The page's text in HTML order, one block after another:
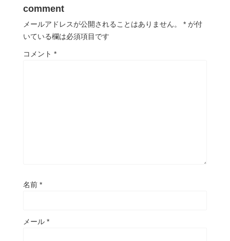
comment
メールアドレスが公開されることはありません。 * が付
いている欄は必須項目です
コメント *
名前 *
メール *